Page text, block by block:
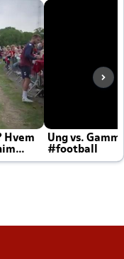
Hvem
Ung vs.
#football